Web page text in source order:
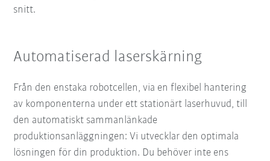
snitt.
Automatiserad laserskärning
Från den enstaka robotcellen, via en flexibel hantering
av komponenterna under ett stationärt laserhuvud, till
den automatiskt sammanlänkade
produktionsanläggningen: Vi utvecklar den optimala
lösningen för din produktion. Du behöver inte ens